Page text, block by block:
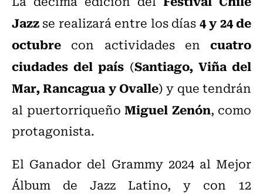
Jazzse realizará entre los días4 y 24 de
octubre con actividades en cuatro
ciudades del país (Santiago, Viña del
Mar, Rancagua y Ovalle) y que tendrán
al puertorriqueño Miguel Zenón, como
protagonista.
El Ganador del Grammy 2024 al Mejor
Álbum de Jazz Latino, y con 12